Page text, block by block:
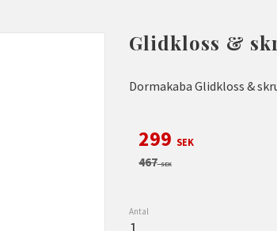
Glidkloss &
Dormakaba Glidkloss &
Nedsatt pris:
299 SEK
Ordinarie pris:
467SEK
Antal